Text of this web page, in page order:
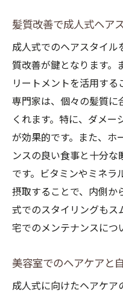
髪質改善で成人式ヘア
成人式でのヘアスタイル
質改善が鍵となります。
リートメントを活用する
専門家は、個々の髪質に
くれます。特に、ダメー
が効果的です。また、ホ
ンスの良い食事と十分な
です。ビタミンやミネラ
摂取することで、内側か
式でのスタイリングもス
宅でのメンテナンスにつ
美容室でのヘアケアと
成人式に向けたヘアケア